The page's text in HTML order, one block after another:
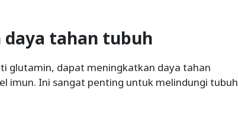
tahan tubuh
glutamin, dapat meningkatkan daya tahan
imun. Ini sangat penting untuk melindungi tubuh